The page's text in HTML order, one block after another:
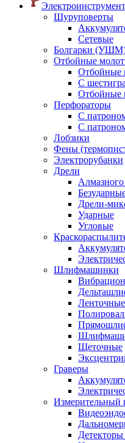
Шуруповерты
Сетевые
Болгарки
Отбойные
Отбойные
С
Отбойные
Перфораторы
С
С
Лобзики
Фены
Электрорубанки
Дрели
Дрели-
Ударные
Угловые
Шлифмашинки
Ленточные
Щеточные
Граверы
Измерительный